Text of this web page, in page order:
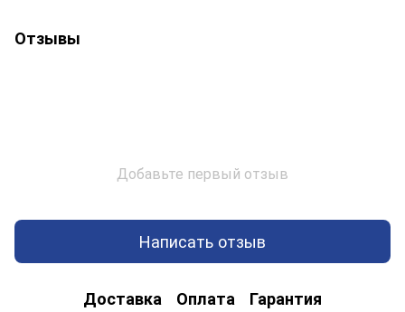
Отзывы
Добавьте первый отзыв
Написать отзыв
Доставка Оплата Гарантия